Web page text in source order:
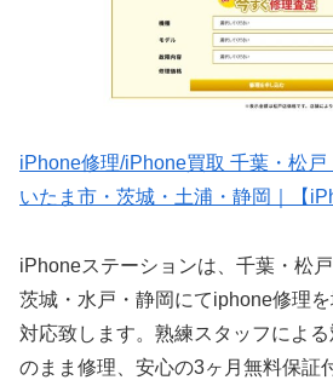
iPhone修理/iPhone買取 千葉・松戸
いたま市・茨城・土浦・静岡｜【
iPhoneステーションは、千葉・松
茨城・水戸・静岡にてiphone修理
対応致します。熟練スタッフによ
のまま修理、安心の3ヶ月無料保証